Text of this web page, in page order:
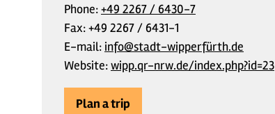
Phone:+49 2267 / 6430-7
Fax:+49 2267 / 6431-1
E-mail: info@stadt-wipperfürth.de
Website:wipp.qr-nrw.de/index.php?id=23
Plan a trip